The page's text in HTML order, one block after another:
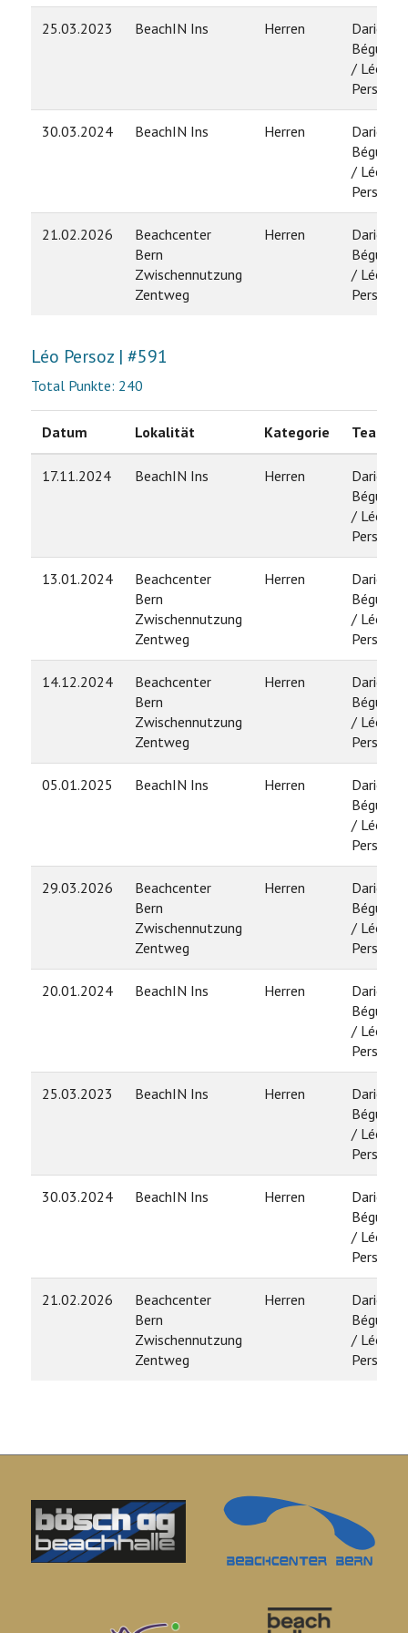
25.03.2023 BeachIN Ins Herren
Dario
Béguelin
/ Léo
Persoz
30.03.2024 BeachIN Ins Herren
Dario
Béguelin
/ Léo
Persoz
21.02.2026
Beachcenter
Bern
Zwischennutzung
Zentweg
Herren
Dario
Béguelin
/ Léo
Persoz
Léo Persoz | #591
Total Punkte: 240
Datum Lokalität Kategorie Team
17.11.2024 BeachIN Ins Herren
Dario
Béguelin
/ Léo
Persoz
13.01.2024
Beachcenter
Bern
Zwischennutzung
Zentweg
Herren
Dario
Béguelin
/ Léo
Persoz
14.12.2024
Beachcenter
Bern
Zwischennutzung
Zentweg
Herren
Dario
Béguelin
/ Léo
Persoz
05.01.2025 BeachIN Ins Herren
Dario
Béguelin
/ Léo
Persoz
29.03.2026
Beachcenter
Bern
Zwischennutzung
Zentweg
Herren
Dario
Béguelin
/ Léo
Persoz
20.01.2024 BeachIN Ins Herren
Dario
Béguelin
/ Léo
Persoz
25.03.2023 BeachIN Ins Herren
Dario
Béguelin
/ Léo
Persoz
30.03.2024 BeachIN Ins Herren
Dario
Béguelin
/ Léo
Persoz
21.02.2026
Beachcenter
Bern
Zwischennutzung
Zentweg
Herren
Dario
Béguelin
/ Léo
Persoz